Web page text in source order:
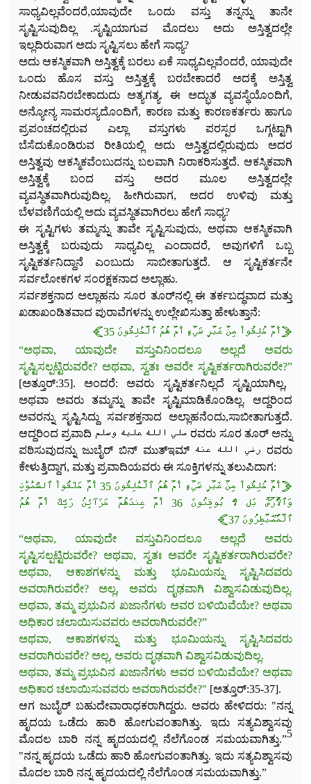
ಸಾಧ್ಯವಿಲ್ಲವೆಂದರೆ,ಯಾವುದೇ ಒಂದು ವಸ್ತು ತನ್ನನ್ನು ತಾನೇ
ಸೃಷ್ಟಿಸುವುದಿಲ್ಲ .ಸೃಷ್ಟಿಯಾಗುವ ಮೊದಲು ಅದು ಅಸ್ತಿತ್ವದಲ್ಲೇ
ಇಲ್ಲದಿರುವಾಗ ಅದು ಸೃಷ್ಟಿಸಲು ಹೇಗೆ ಸಾಧ್ಯ?
ಅದು ಆಕಸ್ಮಿಕವಾಗಿ ಅಸ್ತಿತ್ವಕ್ಕೆ ಬರಲು ಏಕೆ ಸಾಧ್ಯವಿಲ್ಲವೆಂದರೆ, ಯಾವುದೇ
ಒಂದು ಹೊಸ ವಸ್ತು ಅಸ್ತಿತ್ವಕ್ಕೆ ಬರಬೇಕಾದರೆ ಅದಕ್ಕೆ ಅಸ್ತಿತ್ವ
ನೀಡುವವನಿರಬೇಕಾದುದು ಅತ್ಯಗತ್ಯ. ಈ ಅದ್ಭುತ ವ್ಯವಸ್ಥೆಯೊಂದಿಗೆ,
ಅನ್ಯೋನ್ಯ ಸಾಮರಸ್ಯದೊಂದಿಗೆ, ಕಾರಣ ಮತ್ತು ಕಾರಣಕರ್ತರು ಹಾಗೂ
ಪ್ರಪಂಚದಲ್ಲಿರುವ ಎಲ್ಲಾ ವಸ್ತುಗಳು ಪರಸ್ಪರ ಒಗ್ಗಟ್ಟಾಗಿ
ಬೆಸೆದುಕೊಂಡಿರುವ ರೀತಿಯಲ್ಲಿ ಅದು ಅಸ್ತಿತ್ವದಲ್ಲಿರುವುದು ಅದರ
ಅಸ್ತಿತ್ವವು ಆಕಸ್ಮಿಕವೆಂಬುದನ್ನು ಬಲವಾಗಿ ನಿರಾಕರಿಸುತ್ತದೆ. ಆಕಸ್ಮಿಕವಾಗಿ
ಅಸ್ತಿತ್ವಕ್ಕೆ ಬಂದ ವಸ್ತು ಅದರ ಮೂಲ ಅಸ್ತಿತ್ವದಲ್ಲೇ
ವ್ಯವಸ್ಥಿತವಾಗಿರುವುದಿಲ್ಲ. ಹೀಗಿರುವಾಗ, ಅದರ ಉಳಿವು ಮತ್ತು
ಬೆಳವಣಿಗೆಯಲ್ಲಿ ಅದು ವ್ಯವಸ್ಥಿತವಾಗಿರಲು ಹೇಗೆ ಸಾಧ್ಯ?
ಈ ಸೃಷ್ಟಿಗಳು ತಮ್ಮನ್ನು ತಾವೇ ಸೃಷ್ಟಿಸುವುದು, ಅಥವಾ ಆಕಸ್ಮಿಕವಾಗಿ
ಅಸ್ತಿತ್ವಕ್ಕೆ ಬರುವುದು ಸಾಧ್ಯವಿಲ್ಲ ಎಂದಾದರೆ, ಅವುಗಳಿಗೆ ಒಬ್ಬ
ಸೃಷ್ಟಿಕರ್ತನಿದ್ದಾನೆ ಎಂಬುದು ಸಾಬೀತಾಗುತ್ತದೆ. ಆ ಸೃಷ್ಟಿಕರ್ತನೇ
ಸರ್ವಲೋಕಗಳ ಸಂರಕ್ಷಕನಾದ ಅಲ್ಲಾಹು.
ಸರ್ವಶಕ್ತನಾದ ಅಲ್ಲಾಹನು ಸೂರ ತೂರ್‌ನಲ್ಲಿ ಈ ತರ್ಕಬದ್ಧವಾದ ಮತ್ತು
ಖಡಾಖಂಡಿತವಾದ ಪುರಾವೆಗಳನ್ನು ಉಲ್ಲೇಖಿಸುತ್ತಾ ಹೇಳುತ್ತಾನೆ:
﴿أَمۡ خُلِقُواْ مِنۡ غَيۡرِ شَيۡءٍ أَمۡ هُمُ ٱلۡخَٰلِقُونَ 35﴾
“ಅಥವಾ, ಯಾವುದೇ ವಸ್ತುವಿನಿಂದಲೂ ಅಲ್ಲದೆ ಅವರು
ಸೃಷ್ಟಿಸಲ್ಪಟ್ಟಿರುವರೇ? ಅಥವಾ, ಸ್ವತಃ ಅವರೇ ಸೃಷ್ಟಿಕರ್ತರಾಗಿರುವರೇ?”
[ಅತ್ತೂರ್:35]. ಅಂದರೆ: ಅವರು ಸೃಷ್ಟಿಕರ್ತನಿಲ್ಲದೆ ಸೃಷ್ಟಿಯಾಗಿಲ್ಲ,
ಅಥವಾ ಅವರು ತಮ್ಮನ್ನು ತಾವೇ ಸೃಷ್ಟಿಮಾಡಿಕೊಂಡಿಲ್ಲ. ಆದ್ದರಿಂದ
ಅವರನ್ನು ಸೃಷ್ಟಿಸಿದ್ದು ಸರ್ವಶಕ್ತನಾದ ಅಲ್ಲಾಹನೆಂದು,ಸಾಬೀತಾಗುತ್ತದೆ.
ಆದ್ದರಿಂದ ಪ್ರವಾದಿ صلي الله عليه وسلم ರವರು ಸೂರ ತೂರ್‌ ಅನ್ನು
ಪಠಿಸುವುದನ್ನು ಜುಬೈರ್ ಬಿನ್ ಮುತ್‌ಇಮ್ رضي الله عنه ರವರು
ಕೇಳುತ್ತಿದ್ದಾಗ, ಮತ್ತು ಪ್ರವಾದಿಯವರು ಈ ಸೂಕ್ತಿಗಳನ್ನು ತಲುಪಿದಾಗ:
﴿أَمۡ خُلِقُواْ مِنۡ غَيۡرِ شَيۡءٍ أَمۡ هُمُ ٱلۡخَٰلِقُونَ 35 أَمۡ خَلَقُواْ ٱلسَّمَٰوَٰتِ
وَٱلۡأَرۡضَۚ بَل لَّا يُوقِنُونَ 36 أَمۡ عِندَهُمۡ خَزَآئِنُ رَبِّكَ أَمۡ هُمُ
ٱلۡمُصَۜيۡطِرُونَ 37﴾
“ಅಥವಾ, ಯಾವುದೇ ವಸ್ತುವಿನಿಂದಲೂ ಅಲ್ಲದೆ ಅವರು
ಸೃಷ್ಟಿಸಲ್ಪಟ್ಟಿರುವರೇ? ಅಥವಾ, ಸ್ವತಃ ಅವರೇ ಸೃಷ್ಟಿಕರ್ತರಾಗಿರುವರೇ?
ಅಥವಾ, ಆಕಾಶಗಳನ್ನು ಮತ್ತು ಭೂಮಿಯನ್ನು ಸೃಷ್ಟಿಸಿದವರು
ಅವರಾಗಿರುವರೇ? ಅಲ್ಲ, ಅವರು ದೃಢವಾಗಿ ವಿಶ್ವಾಸವಿಡುವುದಿಲ್ಲ.
ಅಥವಾ, ತಮ್ಮ ಪ್ರಭುವಿನ ಖಜಾನೆಗಳು ಅವರ ಬಳಿಯಿವೆಯೇ? ಅಥವಾ
ಅಧಿಕಾರ ಚಲಾಯಿಸುವವರು ಅವರಾಗಿರುವರೇ?”
ಅಥವಾ, ಆಕಾಶಗಳನ್ನು ಮತ್ತು ಭೂಮಿಯನ್ನು ಸೃಷ್ಟಿಸಿದವರು
ಅವರಾಗಿರುವರೇ? ಅಲ್ಲ, ಅವರು ದೃಢವಾಗಿ ವಿಶ್ವಾಸವಿಡುವುದಿಲ್ಲ.
ಅಥವಾ, ತಮ್ಮ ಪ್ರಭುವಿನ ಖಜಾನೆಗಳು ಅವರ ಬಳಿಯಿವೆಯೇ? ಅಥವಾ
ಅಧಿಕಾರ ಚಲಾಯಿಸುವವರು ಅವರಾಗಿರುವರೇ?" [ಅತ್ತೂರ್:35-37].
ಆಗ ಜುಬೈರ್ ಬಹುದೇವಾರಾಧಕರಾಗಿದ್ದರು. ಅವರು ಹೇಳಿದರು: "ನನ್ನ
ಹೃದಯ ಒಡೆದು ಹಾರಿ ಹೋಗುವಂತಾಗಿತ್ತು. ಇದು ಸತ್ಯವಿಶ್ವಾಸವು
ಮೊದಲ ಬಾರಿ ನನ್ನ ಹೃದಯದಲ್ಲಿ ನೆಲೆಗೊಂಡ ಸಮಯವಾಗಿತ್ತು.”5
"ನನ್ನ ಹೃದಯ ಒಡೆದು ಹಾರಿ ಹೋಗುವಂತಾಗಿತ್ತು. ಇದು ಸತ್ಯವಿಶ್ವಾಸವು
ಮೊದಲ ಬಾರಿ ನನ್ನ ಹೃದಯದಲ್ಲಿ ನೆಲೆಗೊಂಡ ಸಮಯವಾಗಿತ್ತು.”